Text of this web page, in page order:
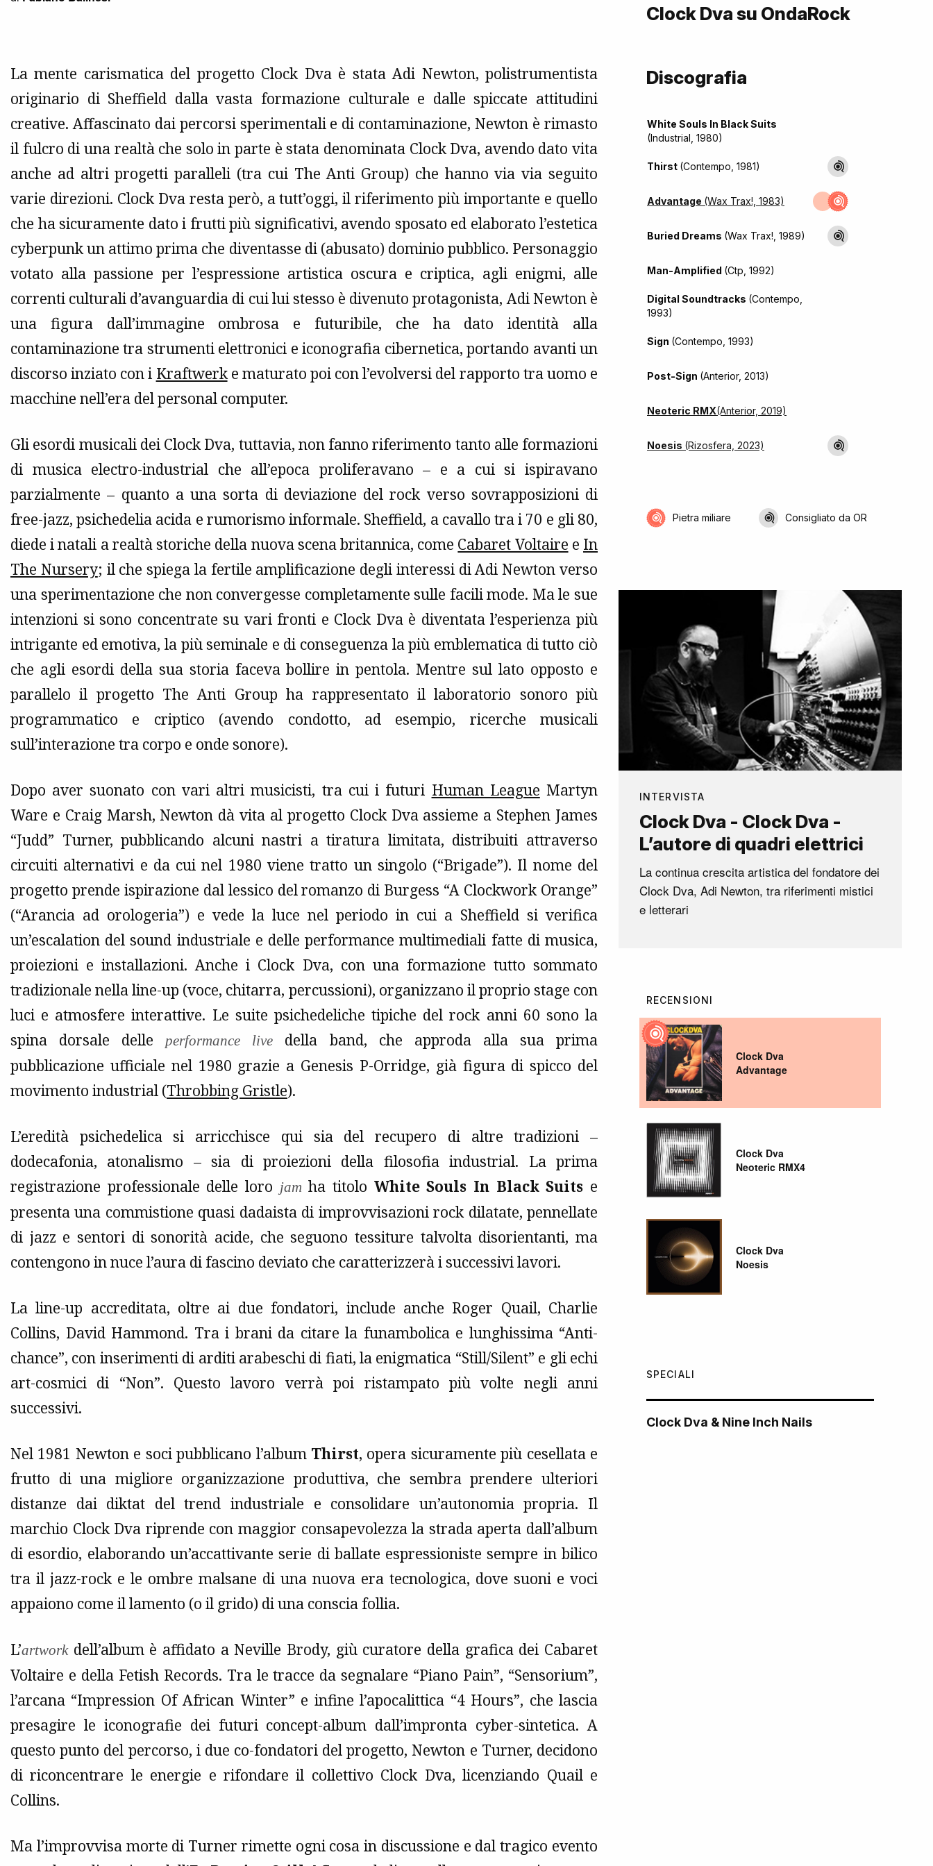
La mente carismatica del progetto Clock Dva è stata Adi Newton, polistrumentista
originario di Sheffield dalla vasta formazione culturale e dalle spiccate attitudini
creative. Affascinato dai percorsi sperimentali e di contaminazione, Newton è rimasto
il fulcro di una realtà che solo in parte è stata denominata Clock Dva, avendo dato vita
anche ad altri progetti paralleli (tra cui The Anti Group) che hanno via via seguito
varie direzioni. Clock Dva resta però, a tutt’oggi, il riferimento più importante e quello
che ha sicuramente dato i frutti più significativi, avendo sposato ed elaborato l’estetica
cyberpunk un attimo prima che diventasse di (abusato) dominio pubblico. Personaggio
votato alla passione per l’espressione artistica oscura e criptica, agli enigmi, alle
correnti culturali d’avanguardia di cui lui stesso è divenuto protagonista, Adi Newton è
una figura dall’immagine ombrosa e futuribile, che ha dato identità alla
contaminazione tra strumenti elettronici e iconografia cibernetica, portando avanti un
discorso inziato con i Kraftwerke maturato poi con l’evolversi del rapporto tra uomo e
macchine nell’era del personal computer.
Gli esordi musicali dei Clock Dva, tuttavia, non fanno riferimento tanto alle formazioni
di musica electro-industrial che all’epoca proliferavano – e a cui si ispiravano
parzialmente – quanto a una sorta di deviazione del rock verso sovrapposizioni di
free-jazz, psichedelia acida e rumorismo informale. Sheffield, a cavallo tra i 70 e gli 80,
diede i natali a realtà storiche della nuova scena britannica, come Cabaret Voltaire e In
The Nursery; il che spiega la fertile amplificazione degli interessi di Adi Newton verso
una sperimentazione che non convergesse completamente sulle facili mode. Ma le sue
intenzioni si sono concentrate su vari fronti e Clock Dva è diventata l’esperienza più
intrigante ed emotiva, la più seminale e di conseguenza la più emblematica di tutto ciò
che agli esordi della sua storia faceva bollire in pentola. Mentre sul lato opposto e
parallelo il progetto The Anti Group ha rappresentato il laboratorio sonoro più
programmatico e criptico (avendo condotto, ad esempio, ricerche musicali
sull’interazione tra corpo e onde sonore).
Dopo aver suonato con vari altri musicisti, tra cui i futuri Human League Martyn
Ware e Craig Marsh, Newton dà vita al progetto Clock Dva assieme a Stephen James
“Judd” Turner, pubblicando alcuni nastri a tiratura limitata, distribuiti attraverso
circuiti alternativi e da cui nel 1980 viene tratto un singolo (“Brigade”). Il nome del
progetto prende ispirazione dal lessico del romanzo di Burgess “A Clockwork Orange”
(“Arancia ad orologeria”) e vede la luce nel periodo in cui a Sheffield si verifica
un’escalation del sound industriale e delle performance multimediali fatte di musica,
proiezioni e installazioni. Anche i Clock Dva, con una formazione tutto sommato
tradizionale nella line-up (voce, chitarra, percussioni), organizzano il proprio stage con
luci e atmosfere interattive. Le suite psichedeliche tipiche del rock anni 60 sono la
spina dorsale delleperformance live della band, che approda alla sua prima
pubblicazione ufficiale nel 1980 grazie a Genesis P-Orridge, già figura di spicco del
movimento industrial (Throbbing Gristle).
L’eredità psichedelica si arricchisce qui sia del recupero di altre tradizioni –
dodecafonia, atonalismo – sia di proiezioni della filosofia industrial. La prima
registrazione professionale delle loro jam ha titolo White Souls In Black Suits e
presenta una commistione quasi dadaista di improvvisazioni rock dilatate, pennellate
di jazz e sentori di sonorità acide, che seguono tessiture talvolta disorientanti, ma
contengono in nuce l’aura di fascino deviato che caratterizzerà i successivi lavori.
La line-up accreditata, oltre ai due fondatori, include anche Roger Quail, Charlie
Collins, David Hammond. Tra i brani da citare la funambolica e lunghissima “Anti-
chance”, con inserimenti di arditi arabeschi di fiati, la enigmatica “Still/Silent” e gli echi
art-cosmici di “Non”. Questo lavoro verrà poi ristampato più volte negli anni
successivi.
Nel 1981 Newton e soci pubblicano l’album Thirst, opera sicuramente più cesellata e
frutto di una migliore organizzazione produttiva, che sembra prendere ulteriori
distanze dai diktat del trend industriale e consolidare un’autonomia propria. Il
marchio Clock Dva riprende con maggior consapevolezza la strada aperta dall’album
di esordio, elaborando un’accattivante serie di ballate espressioniste sempre in bilico
tra il jazz-rock e le ombre malsane di una nuova era tecnologica, dove suoni e voci
appaiono come il lamento (o il grido) di una conscia follia.
L’artworkdell’album è affidato a Neville Brody, giù curatore della grafica dei Cabaret
Voltaire e della Fetish Records. Tra le tracce da segnalare “Piano Pain”, “Sensorium”,
l’arcana “Impression Of African Winter” e infine l’apocalittica “4 Hours”, che lascia
presagire le iconografie dei futuri concept-album dall’impronta cyber-sintetica. A
questo punto del percorso, i due co-fondatori del progetto, Newton e Turner, decidono
di riconcentrare le energie e rifondare il collettivo Clock Dva, licenziando Quail e
Collins.
Ma l’improvvisa morte di Turner rimette ogni cosa in discussione e dal tragico evento
Clock Dva su OndaRock
Discografia
White Souls In Black Suits
(Industrial, 1980)
Thirst (Contempo, 1981)
Advantage (Wax Trax!, 1983)
Buried Dreams (Wax Trax!, 1989)
Man-Amplified (Ctp, 1992)
Digital Soundtracks (Contempo,
1993)
Sign (Contempo, 1993)
Post-Sign (Anterior, 2013)
Neoteric RMX(Anterior, 2019)
Noesis (Rizosfera, 2023)
Pietra miliare Consigliato da OR
INTERVISTA
Clock Dva - Clock Dva -
L’autore di quadri elettrici
La continua crescita artistica del fondatore dei
Clock Dva, Adi Newton, tra riferimenti mistici
e letterari
RECENSIONI
Clock Dva
Advantage
Clock Dva
Neoteric RMX4
Clock Dva
Noesis
SPECIALI
Clock Dva & Nine Inch Nails